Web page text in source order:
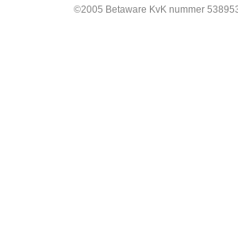
©2005 Betaware KvK nummer